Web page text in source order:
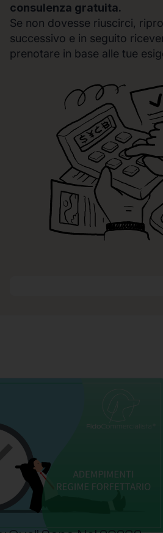
consulenza gratuita.
Se non dovesse riuscirci,
successivo e in seguito
prenotare in base alle tue